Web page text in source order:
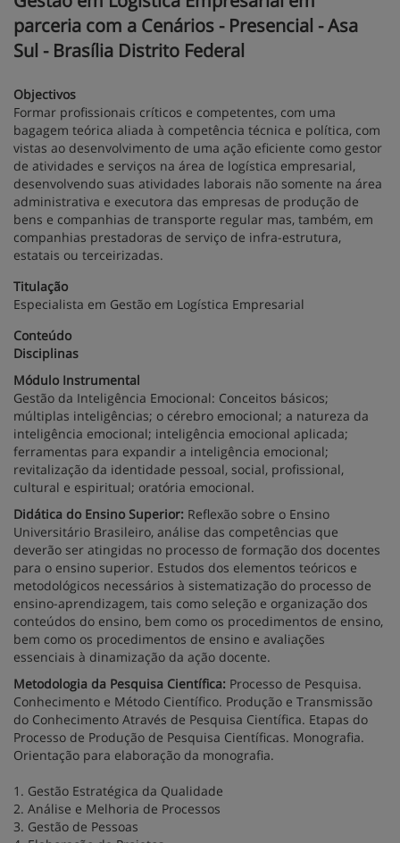
parceria com a Cenários - Presencial - Asa
Sul - Brasília Distrito Federal
Objectivos
Formar profissionais críticos e competentes, com uma
bagagem teórica aliada à competência técnica e política, com
vistas ao desenvolvimento de uma ação eficiente como gestor
de atividades e serviços na área de logística empresarial,
desenvolvendo suas atividades laborais não somente na área
administrativa e executora das empresas de produção de
bens e companhias de transporte regular mas, também, em
companhias prestadoras de serviço de infra-estrutura,
estatais ou terceirizadas.
Titulação
Especialista em Gestão em Logística Empresarial
Conteúdo
Disciplinas
Módulo Instrumental
Gestão da Inteligência Emocional: Conceitos básicos;
múltiplas inteligências; o cérebro emocional; a natureza da
inteligência emocional; inteligência emocional aplicada;
ferramentas para expandir a inteligência emocional;
revitalização da identidade pessoal, social, profissional,
cultural e espiritual; oratória emocional.
Didática do Ensino Superior: Reflexão sobre o Ensino
Universitário Brasileiro, análise das competências que
deverão ser atingidas no processo de formação dos docentes
para o ensino superior. Estudos dos elementos teóricos e
metodológicos necessários à sistematização do processo de
ensino-aprendizagem, tais como seleção e organização dos
conteúdos do ensino, bem como os procedimentos de ensino,
bem como os procedimentos de ensino e avaliações
essenciais à dinamização da ação docente.
Metodologia da Pesquisa Científica: Processo de Pesquisa.
Conhecimento e Método Científico. Produção e Transmissão
do Conhecimento Através de Pesquisa Científica. Etapas do
Processo de Produção de Pesquisa Científicas. Monografia.
Orientação para elaboração da monografia.
1. Gestão Estratégica da Qualidade
2. Análise e Melhoria de Processos
3. Gestão de Pessoas